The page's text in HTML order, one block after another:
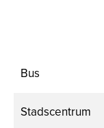
Bus
Stadscentrum